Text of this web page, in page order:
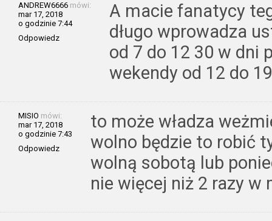
ANDREW6666 mówi:
mar 17, 2018
o godzinie 7:44
Odpowiedz
A macie fanatycy
długo wprowadza
od 7 do 12 30 w dni
wekendy od 12 do 19
MISIO mówi:
mar 17, 2018
o godzinie 7:43
Odpowiedz
to może władza
wolno będzie to robić
wolną sobotą lub
nie więcej niż 2 razy